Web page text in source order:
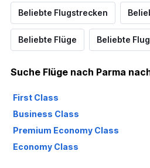
Beliebte Flugstrecken
Beliebte Flüge Beliebte
Suche Flüge nach Parma
First Class
Business Class
Premium Economy Class
Economy Class